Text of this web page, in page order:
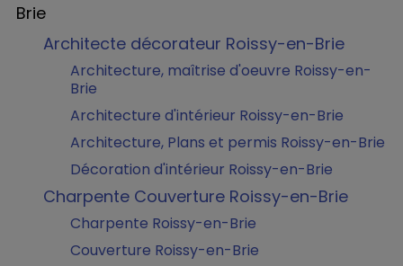
Brie
Architecte décorateur Roissy-en-Brie
Architecture, maîtrise d'oeuvre Roissy-en-
Brie
Architecture d'intérieur Roissy-en-Brie
Architecture, Plans et permis Roissy-en-Brie
Décoration d'intérieur Roissy-en-Brie
Charpente Couverture Roissy-en-Brie
Charpente Roissy-en-Brie
Couverture Roissy-en-Brie